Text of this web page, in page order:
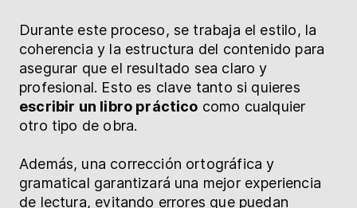
Durante este proceso, se trabaja el estilo, la
coherencia y la estructura del contenido para
asegurar que el resultado sea claro y
profesional. Esto es clave tanto si quieres
escribir un libro práctico como cualquier
otro tipo de obra.
Además, una corrección ortográfica y
gramatical garantizará una mejor experiencia
de lectura, evitando errores que puedan